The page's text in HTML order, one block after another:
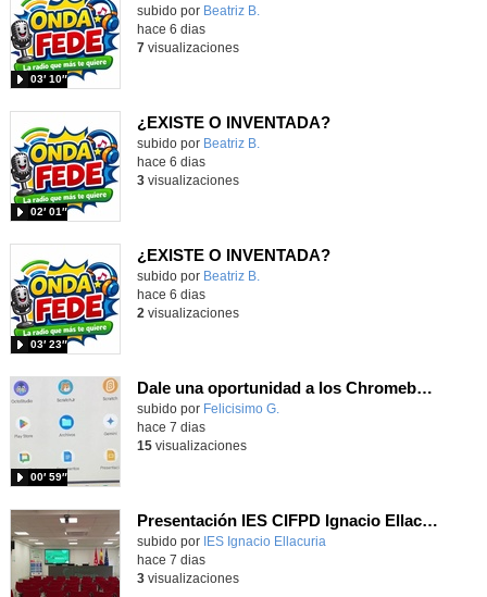
Contenido educativo.
subido por Beatriz B.
03′ 10″
hace 6 dias
7visualizaciones
¿EXISTE O INVENTADA?
Contenido educativo.
subido por Beatriz B.
02′ 01″
hace 6 dias
3visualizaciones
¿EXISTE O INVENTADA?
Contenido educativo.
subido por Beatriz B.
03′ 23″
hace 6 dias
2 visualizaciones
Dale una oportunidad a los Chromebooks y utiliza un proyector para realizar talleres si no tienes pantallas táctiles
Contenido educativo.
subido por Felicisimo G.
00′ 59″
hace 7 dias
15visualizaciones
Presentación IES CIFPD Ignacio Ellacuría
Contenido educativo.
subido por IES Ignacio Ellacuria
hace 7 dias
3visualizaciones